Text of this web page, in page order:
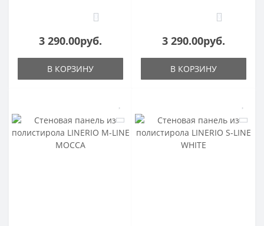
0
3 290.00руб.
В КОРЗИНУ
0
3 290.00руб.
В КОРЗИНУ